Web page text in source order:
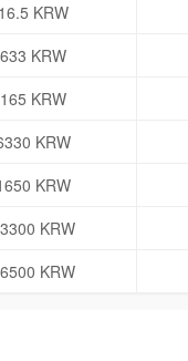
KRW
KRW
KRW
KRW
KRW
KRW
KRW